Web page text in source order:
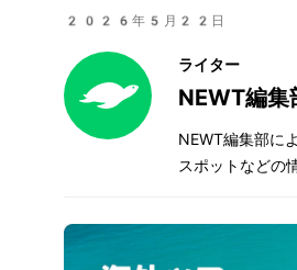
2026年5月22日
ライター
NEWT編集
NEWT編集部に
スポットなどの